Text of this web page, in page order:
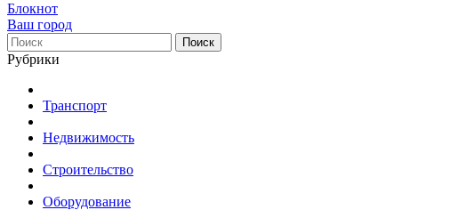
Блокнот
Ваш город
Поиск
Рубрики
Транспорт
Недвижимость
Строительство
Оборудование